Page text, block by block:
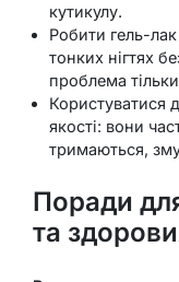
кутикулу.
Робити гель-
тонких нігтях
проблема
Користуватися
якості: вони
тримаються,
Поради
та